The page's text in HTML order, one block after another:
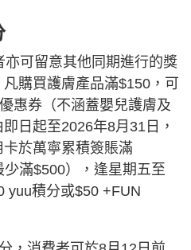
亦可留意其他同期進行的獎
購買護膚產品滿$150，可
惠券（不涵蓋嬰兒護膚及
日起至2026年8月31日，
於萬寧累積簽賬滿
滿$500），逢星期五至
yuu積分或$50 +FUN